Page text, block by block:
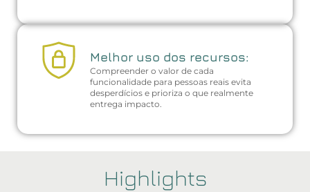
Melhor uso dos recursos:
Compreender o valor de cada
funcionalidade para pessoas reais evita
desperdícios e prioriza o que realmente
entrega impacto.
Highlights